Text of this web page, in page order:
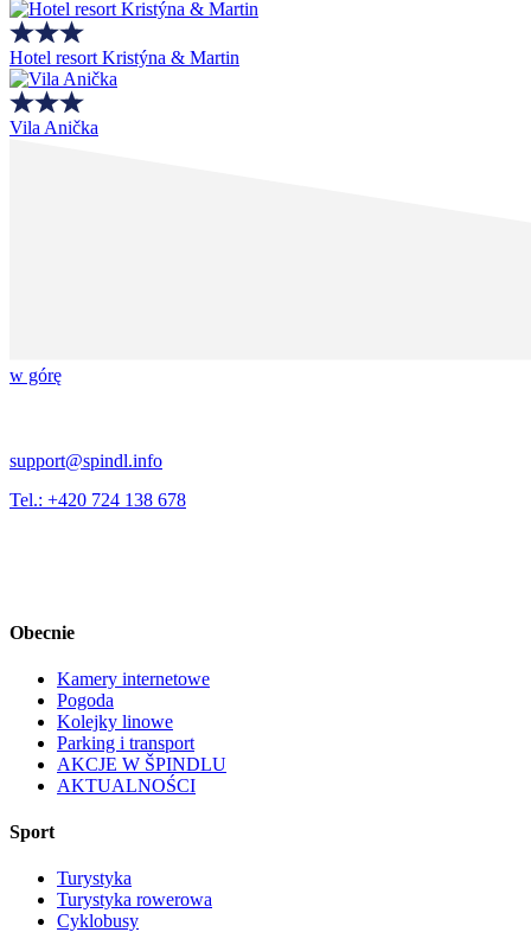
Hotel resort Kristýna & Martin
Vila Anička
w górę
support@spindl.info
Tel.: +420 724 138 678
Obecnie
Kamery internetowe
Pogoda
Kolejky linowe
Parking i transport
AKCJE W ŠPINDLU
AKTUALNOŚCI
Sport
Turystyka
Turystyka rowerowa
Cyklobusy